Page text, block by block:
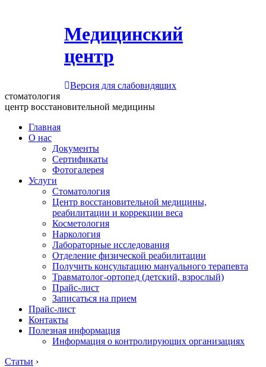
Медицинский
центр
Версия для слабовидящих
стоматология
центр восстановительной медицины
Главная
О нас
Документы
Сертификаты
Фотогалерея
Услуги
Стоматология
Центр восстановительной медицины,
реабилитации и коррекции веса
Косметология
Наркология
Лабораторные исследования
Отделение физической реабилитации
Получить консультацию мануального терапевта
Травматолог-ортопед (детский, взрослый)
Прайс-лист
Записаться на прием
Прайс-лист
Контакты
Полезная информация
Информация о контролирующих организациях
Статьи ›